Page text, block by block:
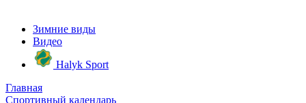
Зимние виды
Видео
Halyk Sport
Главная
Спортивный календарь